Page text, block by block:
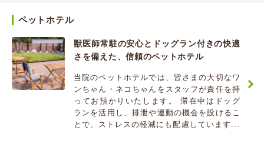
ペットホテル
獣医師常駐の安心とドッグラン付きの快適
さを備えた、信頼のペットホテル
当院のペットホテルでは、皆さまの大切なワ
ンちゃん・ネコちゃんをスタッフが責任を持
ってお預かりいたします。 滞在中はドッグ
ランを活用し、排泄や運動の機会を設けるこ
とで、ストレスの軽減にも配慮しています...